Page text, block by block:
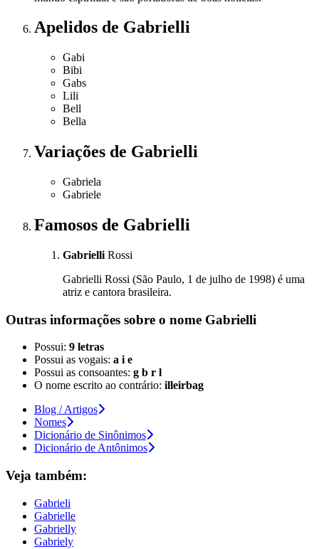
Apelidos de Gabrielli
Gabi
Bibi
Gabs
Lili
Bell
Bella
Variações de Gabrielli
Gabriela
Gabriele
Famosos de Gabrielli
Gabrielli Rossi
Gabrielli Rossi (São Paulo, 1 de julho de 1998) é uma
atriz e cantora brasileira.
Outras informações sobre o nome Gabrielli
Possui: 9 letras
Possui as vogais: a i e
Possui as consoantes: g b r l
O nome escrito ao contrário: illeirbag
Blog / Artigos
Nomes
Dicionário de Sinônimos
Dicionário de Antônimos
Veja também:
Gabrieli
Gabrielle
Gabrielly
Gabriely